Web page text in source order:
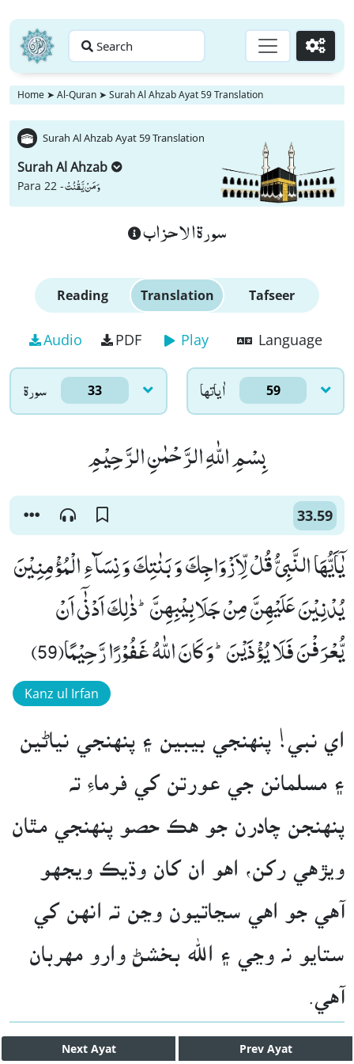
Search Go
Home ➤ Al-Quran ➤ Surah Al Ahzab Ayat 59 Translation
Surah Al Ahzab Ayat 59 Translation
Surah Al Ahzab
Para 22 -وَ مَنْ یَّقْنُتْ
سورة الاحزاب
Reading Translation Tafseer
Audio PDF Play Language
سورۃ 33 اٰياتها 59
بِسْمِ اللّٰهِ الرَّحْمٰنِ الرَّحِیْمِ
33.59
یٰۤاَیُّهَا النَّبِیُّ قُلْ لِّاَزْوَاجِكَ وَ بَنٰتِكَ وَ نِسَآءِ الْمُؤْمِنِیْنَ
یُدْنِیْنَ عَلَیْهِنَّ مِنْ جَلَابِیْبِهِنَّؕ-ذٰلِكَ اَدْنٰۤى اَنْ
یُّعْرَفْنَ فَلَا یُؤْذَیْنَؕ-وَ كَانَ اللّٰهُ غَفُوْرًا رَّحِیْمًا(59)
Kanz ul Irfan
اي نبي! پنهنجي بيبين ۽ پنهنجي نياڻين
۽ مسلمانن جي عورتن کي فرماءِ ته
پنهنجن چادرن جو هڪ حصو پنهنجي مٿان
ويڙهي رکن، اهو ان کان وڌيڪ ويجهو
آهي جو اهي سڃاتيون وڃن ته انهن کي
ستايو نه وڃي ۽ الله بخشڻ وارو مهربان
آهي.
Next Ayat Prev Ayat